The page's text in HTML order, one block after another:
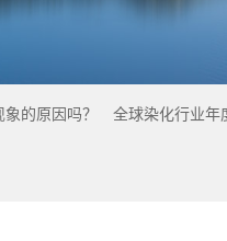
的原因吗？ 全球染化行业年